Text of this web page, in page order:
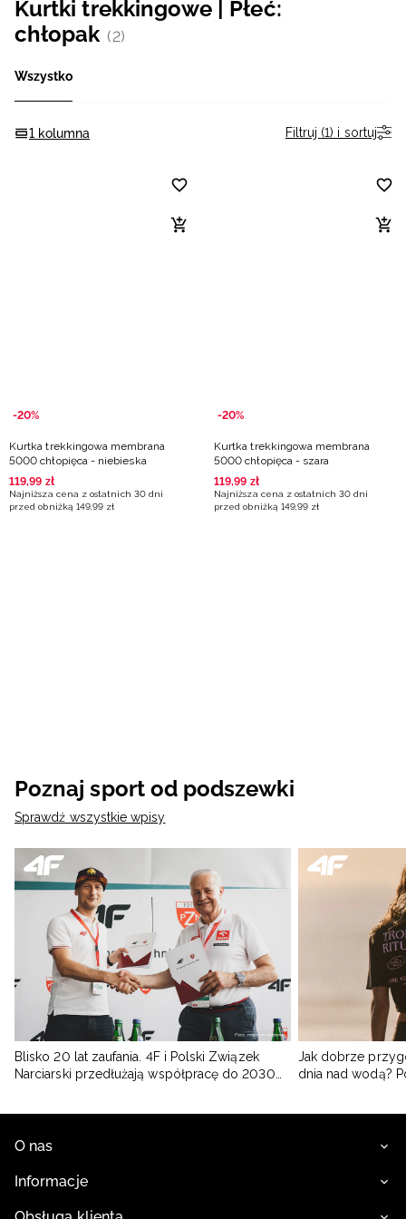
Kurtki trekkingowe | Płeć:
chłopak (2)
Wszystko
1 kolumna Filtruj (1) i sortuj
-20%
Kurtka trekkingowa membrana
5000 chłopięca - niebieska
119,99 zł
Najniższa cena z ostatnich 30 dni
przed obniżką 149,99 zł
-20%
Kurtka trekkingowa membrana
5000 chłopięca - szara
119,99 zł
Najniższa cena z ostatnich 30 dni
przed obniżką 149,99 zł
Poznaj sport od podszewki
Sprawdź wszystkie wpisy
Blisko 20 lat zaufania. 4F i Polski Związek
Narciarski przedłużają współpracę do 2030
Jak dobrze
dnia nad wodą?
O nas
Informacje
Niemiecki / EUR